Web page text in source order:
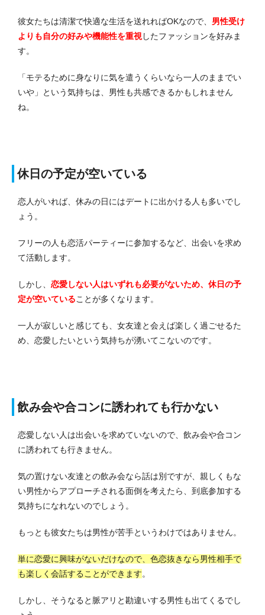
彼女たちは清潔で快適な生活を送れればOKなので、 男性受け
よりも自分の好みや機能性を重視したファッションを好みま
す。
「モテるために身なりに気を遣うくらいなら一人のままでい
いや」という気持ちは、男性も共感できるかもしれません
ね。
休日の予定が空いている
恋人がいれば、休みの日にはデートに出かける人も多いでし
ょう。
フリーの人も恋活パーティーに参加するなど、出会いを求め
て活動します。
しかし、 恋愛しない人はいずれも必要がないため、休日の予
定が空いていることが多くなります。
一人が寂しいと感じても、女友達と会えば楽しく過ごせるた
め、恋愛したいという気持ちが湧いてこないのです。
飲み会や合コンに誘われても行かない
恋愛しない人は出会いを求めていないので、飲み会や合コン
に誘われても行きません。
気の置けない友達との飲み会なら話は別ですが、親しくもな
い男性からアプローチされる面倒を考えたら、到底参加する
気持ちになれないのでしょう。
もっとも彼女たちは男性が苦手というわけではありません。
単に恋愛に興味がないだけなので、色恋抜きなら男性相手で
も楽しく会話することができます。
しかし、そうなると脈アリと勘違いする男性も出てくるでし